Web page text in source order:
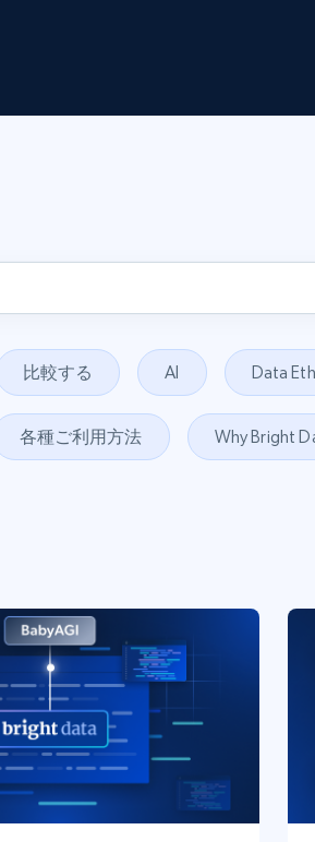
比較する AI Data
各種ご利用方法 Why Bright